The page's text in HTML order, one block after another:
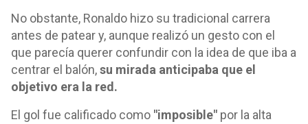
No obstante, Ronaldo hizo su tradicional carrera
antes de patear y, aunque realizó un gesto con el
que parecía querer confundir con la idea de que iba a
centrar el balón,su mirada anticipaba que el
objetivo era la red.
El gol fue calificado como "imposible" por la alta